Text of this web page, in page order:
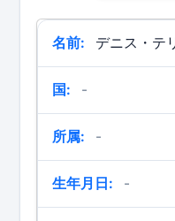
名前: デニス・テ
国: -
所属: -
生年月日: -